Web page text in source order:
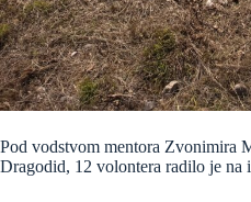
Pod vodstvom mentora Zvonimira
Dragodid, 12 volontera radilo je na